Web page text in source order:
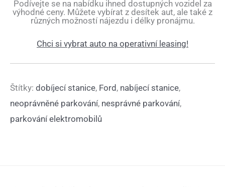
Podívejte se na nabídku ihned dostupných vozidel za
výhodné ceny. Můžete vybírat z desítek aut, ale také z
různých možností nájezdu i délky pronájmu.
Chci si vybrat auto na operativní leasing!
Štítky: dobíjecí stanice, Ford , nabíjecí stanice,
neoprávněné parkování, nesprávné parkování,
parkování elektromobilů